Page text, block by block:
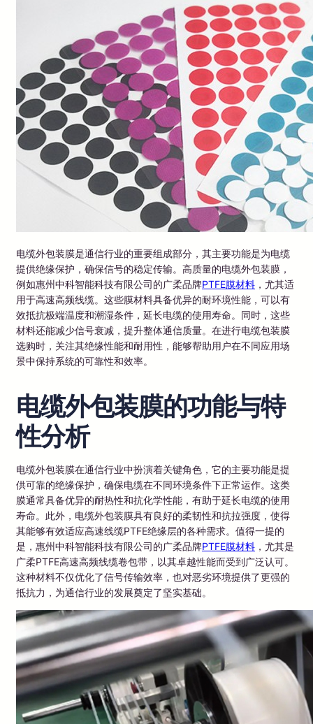
电缆外包装膜是通信行业的重要组成部分，其主要功能是为电缆
提供绝缘保护，确保信号的稳定传输。高质量的电缆外包装膜，
例如惠州中科智能科技有限公司的广柔品牌PTFE膜材料 ，尤其适
用于高速高频线缆。这些膜材料具备优异的耐环境性能，可以有
效抵抗极端温度和潮湿条件，延长电缆的使用寿命。同时，这些
材料还能减少信号衰减，提升整体通信质量。在进行电缆包装膜
选购时，关注其绝缘性能和耐用性，能够帮助用户在不同应用场
景中保持系统的可靠性和效率。
电缆外包装膜的功能与特
性分析
电缆外包装膜在通信行业中扮演着关键角色，它的主要功能是提
供可靠的绝缘保护，确保电缆在不同环境条件下正常运作。这类
膜通常具备优异的耐热性和抗化学性能，有助于延长电缆的使用
寿命。此外，电缆外包装膜具有良好的柔韧性和抗拉强度，使得
其能够有效适应高速线缆PTFE绝缘层的各种需求。值得一提的
是，惠州中科智能科技有限公司的广柔品牌PTFE膜材料 ，尤其是
广柔PTFE高速高频线缆卷包带，以其卓越性能而受到广泛认可。
这种材料不仅优化了信号传输效率，也对恶劣环境提供了更强的
抵抗力，为通信行业的发展奠定了坚实基础。